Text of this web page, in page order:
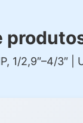
1/2,9″–4/3″